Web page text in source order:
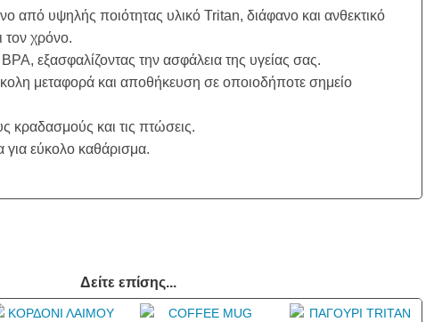
από υψηλής ποιότητας υλικό Tritan, διάφανο και ανθεκτικό
τον χρόνο.
εξασφαλίζοντας την ασφάλεια της υγείας σας.
μεταφορά και αποθήκευση σε οποιοδήποτε σημείο
κραδασμούς και τις πτώσεις.
εύκολο καθάρισμα.
Δείτε επίσης...